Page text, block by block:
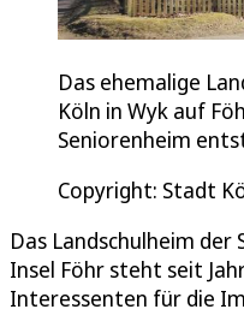
Das ehemalige
Köln in Wyk auf
Seniorenheim
Copyright: Stadt
Das Landschulheim
Insel Föhr steht seit
Interessenten für die